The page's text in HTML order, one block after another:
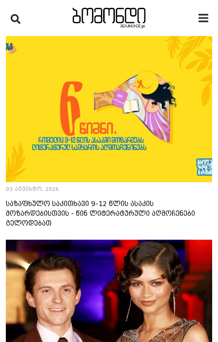
03 აგვისტო, 2026
საზაფხულო საკითხავი 9-12 წლის ასაკის
მოზარდებისთვის - წინ ლიტერატურული აღმოჩენები
გელოდებათ